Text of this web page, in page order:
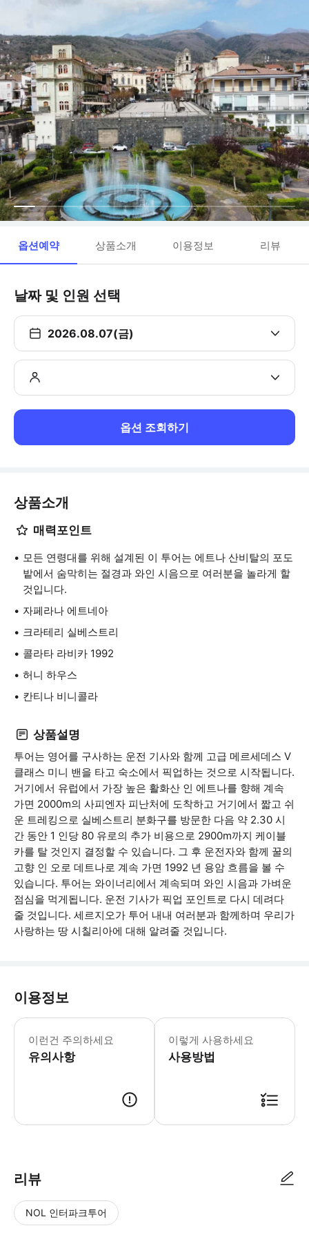
옵션예약 상품소개 이용정보 리뷰
날짜 및 인원 선택
2026.08.07(금)
옵션 조회하기
상품소개
매력포인트
모든 연령대를 위해 설계된 이 투어는 에트나 산비탈의 포도
밭에서 숨막히는 절경과 와인 시음으로 여러분을 놀라게 할
것입니다.
자페라나 에트네아
크라테리 실베스트리
콜라타 라비카 1992
허니 하우스
칸티나 비니콜라
상품설명
투어는 영어를 구사하는 운전 기사와 함께 고급 메르세데스 V
클래스 미니 밴을 타고 숙소에서 픽업하는 것으로 시작됩니다.
거기에서 유럽에서 가장 높은 활화산 인 에트나를 향해 계속
가면 2000m의 사피엔자 피난처에 도착하고 거기에서 짧고 쉬
운 트레킹으로 실베스트리 분화구를 방문한 다음 약 2.30 시
간 동안 1 인당 80 유로의 추가 비용으로 2900m까지 케이블
카를 탈 것인지 결정할 수 있습니다. 그 후 운전자와 함께 꿀의
고향 인 오로 데트나로 계속 가면 1992 년 용암 흐름을 볼 수
있습니다. 투어는 와이너리에서 계속되며 와인 시음과 가벼운
점심을 먹게됩니다. 운전 기사가 픽업 포인트로 다시 데려다
줄 것입니다. 세르지오가 투어 내내 여러분과 함께하며 우리가
사랑하는 땅 시칠리아에 대해 알려줄 것입니다.
이용정보
이런건 주의하세요
유의사항
이 투어는 모든 연령층이 이용할 수
이렇게 사용하세요
사용방법
리뷰
NOL 인터파크투어